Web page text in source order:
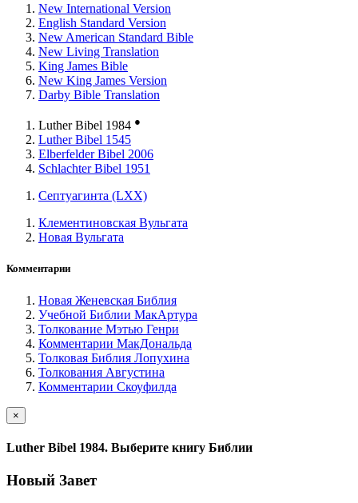
New International Version
English Standard Version
New American Standard Bible
New Living Translation
King James Bible
New King James Version
Darby Bible Translation
Luther Bibel 1984 ●
Luther Bibel 1545
Elberfelder Bibel 2006
Schlachter Bibel 1951
Септуагинта (LXX)
Клементиновская Вульгата
Новая Вульгата
Комментарии
Новая Женевская Библия
Учебной Библии МакАртура
Толкование Мэтью Генри
Комментарии МакДональда
Толковая Библия Лопухина
Толкования Августина
Комментарии Скоуфилда
×
Luther Bibel 1984. Выберите книгу Библии
Новый Завет